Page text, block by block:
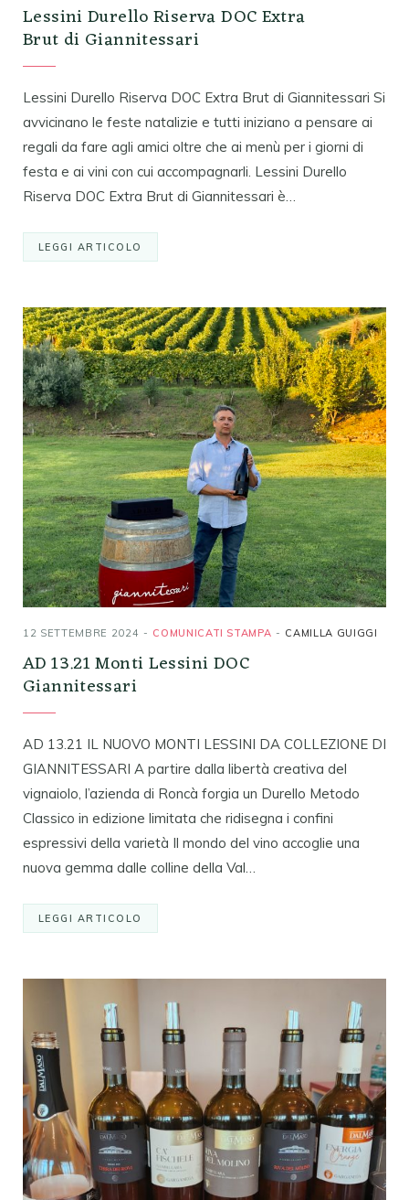
Lessini Durello Riserva DOC Extra
Brut di Giannitessari
Lessini Durello Riserva DOC Extra Brut di Giannitessari Si
avvicinano le feste natalizie e tutti iniziano a pensare ai
regali da fare agli amici oltre che ai menù per i giorni di
festa e ai vini con cui accompagnarli. Lessini Durello
Riserva DOC Extra Brut di Giannitessari è…
LEGGI ARTICOLO
12 SETTEMBRE 2024 COMUNICATI STAMPA CAMILLA GUIGGI
AD 13.21 Monti Lessini DOC
Giannitessari
AD 13.21 ​IL NUOVO MONTI LESSINI DA COLLEZIONE DI
GIANNITESSARI A partire dalla libertà creativa del
vignaiolo, l’azienda di Roncà forgia un Durello Metodo
Classico in edizione limitata che ridisegna i confini
espressivi della varietà Il mondo del vino accoglie una
nuova gemma dalle colline della Val…
LEGGI ARTICOLO